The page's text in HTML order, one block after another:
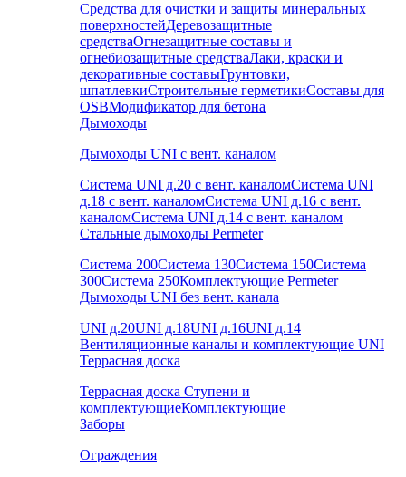
Средства для очистки и защиты минеральных
поверхностейДеревозащитные
средстваОгнезащитные составы и
огнебиозащитные средстваЛаки, краски и
декоративные составыГрунтовки,
шпатлевкиСтроительные герметикиСоставы для
OSBМодификатор для бетона
Дымоходы
Дымоходы UNI с вент. каналом
Система UNI д.20 с вент. каналомСистема UNI
д.18 с вент. каналомСистема UNI д.16 с вент.
каналомСистема UNI д.14 с вент. каналом
Стальные дымоходы Permeter
Система 200Система 130Система 150Система
300Система 250Комплектующие Permeter
Дымоходы UNI без вент. канала
UNI д.20UNI д.18UNI д.16UNI д.14
Вентиляционные каналы и комплектующие UNI
Террасная доска
Террасная доска Ступени и
комплектующиеКомплектующие
Заборы
Ограждения